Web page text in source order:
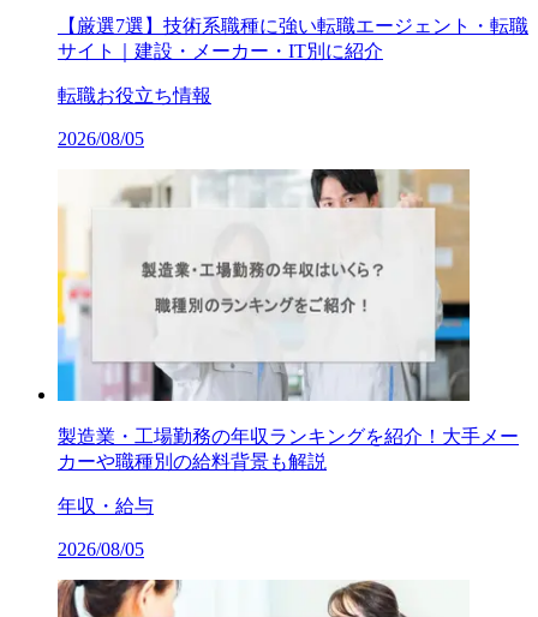
【厳選7選】技術系職種に強い転職エージェント・転職
サイト｜建設・メーカー・IT別に紹介
転職お役立ち情報
2026/08/05
製造業・工場勤務の年収ランキングを紹介！大手メー
カーや職種別の給料背景も解説
年収・給与
2026/08/05